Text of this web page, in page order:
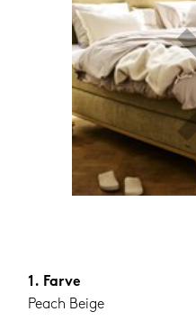
1.199,-
Farve
Peach Beige